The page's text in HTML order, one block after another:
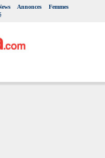
Annonces
Femmes